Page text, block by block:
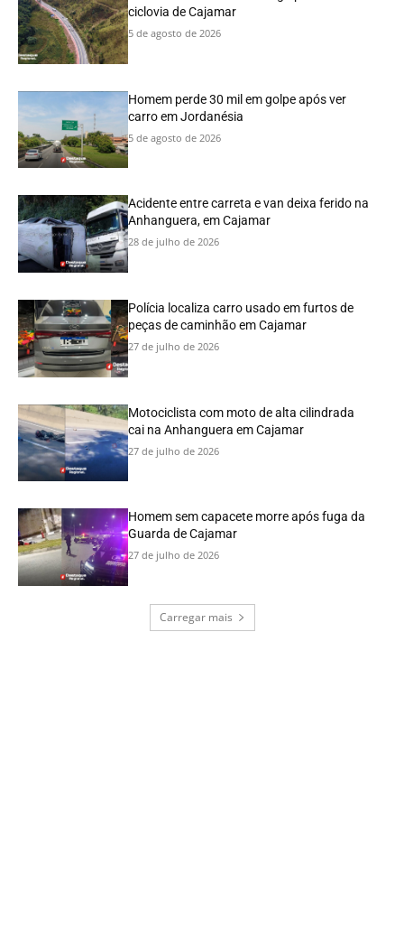
ciclovia de Cajamar
5 de agosto de 2026
Homem perde 30 mil em golpe após ver
carro em Jordanésia
5 de agosto de 2026
Acidente entre carreta e van deixa ferido na
Anhanguera, em Cajamar
28 de julho de 2026
Polícia localiza carro usado em furtos de
peças de caminhão em Cajamar
27 de julho de 2026
Motociclista com moto de alta cilindrada
cai na Anhanguera em Cajamar
27 de julho de 2026
Homem sem capacete morre após fuga da
Guarda de Cajamar
27 de julho de 2026
Carregar mais